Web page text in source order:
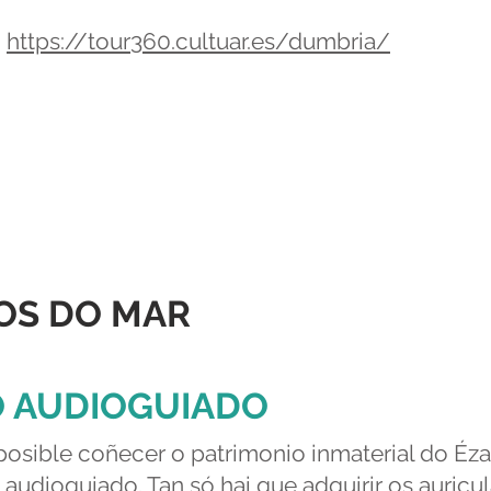
https://tour360.cultuar.es/dumbria/
DO MAR
AUDIOGUIADO
coñecer o patrimonio inmaterial do
Tan só hai que adquirir os